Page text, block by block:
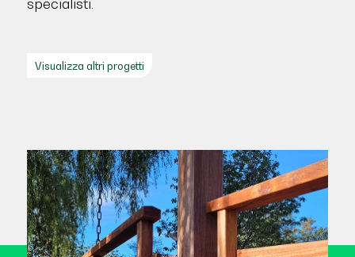
specialisti.
Visualizza altri progetti